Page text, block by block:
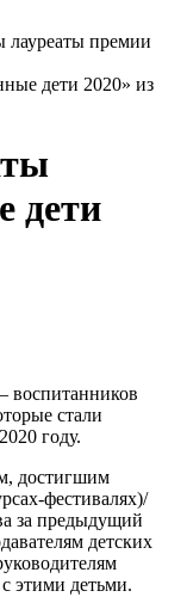
лауреаты премии
дети
воспитанников
стали
году.
достигшим
фестивалях)/
за предыдущий
детских
этими детьми.